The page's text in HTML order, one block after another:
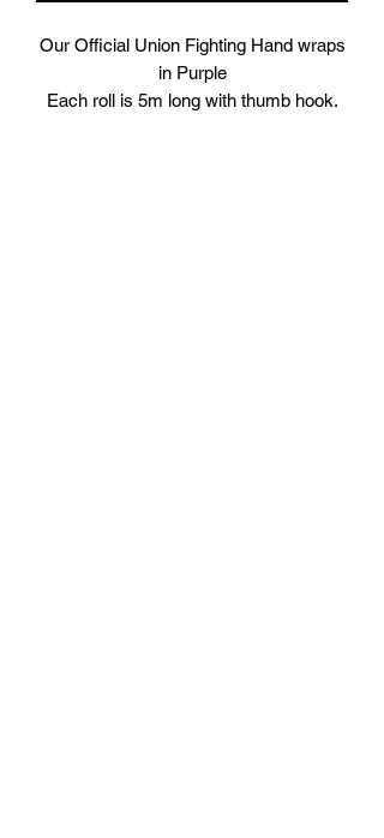
Our Official Union Fighting Hand wraps
in Purple
Each roll is 5m long with thumb hook.